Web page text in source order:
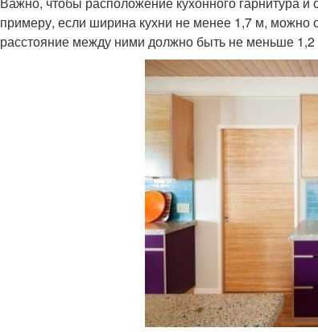
примеру, если ширина кухни не менее 1,7 м, можно
расстояние между ними должно быть не меньше